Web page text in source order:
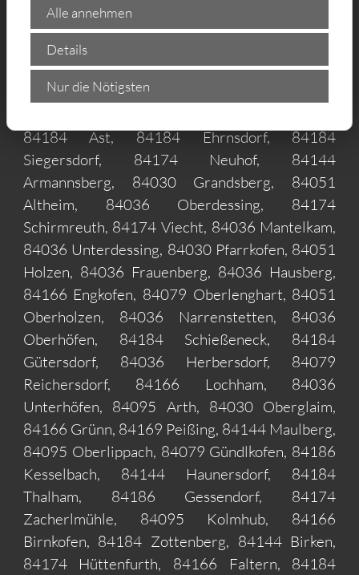
Antloh, 84036 Götzdorf, 84036 Kammer,
84036 Windten, 84036 Untergangkofen,
84036 Hachelstuhl, 84166 Patzing, 84184
Stachersdorf, 84030 Käufelkofen, 84166
84184 Ast, 84184 Ehrnsdorf, 84184
Siegersdorf, 84174 Neuhof, 84144
Armannsberg, 84030 Grandsberg, 84051
Altheim, 84036 Oberdessing, 84174
Schirmreuth, 84174 Viecht, 84036 Mantelkam,
84036 Unterdessing, 84030 Pfarrkofen, 84051
Holzen, 84036 Frauenberg, 84036 Hausberg,
84166 Engkofen, 84079 Oberlenghart, 84051
Oberholzen, 84036 Narrenstetten, 84036
Oberhöfen, 84184 Schießeneck, 84184
Gütersdorf, 84036 Herbersdorf, 84079
Reichersdorf, 84166 Lochham, 84036
Unterhöfen, 84095 Arth, 84030 Oberglaim,
84166 Grünn, 84169 Peißing, 84144 Maulberg,
84095 Oberlippach, 84079 Gündlkofen, 84186
Kesselbach, 84144 Haunersdorf, 84184
Thalham, 84186 Gessendorf, 84174
Zacherlmühle, 84095 Kolmhub, 84166
Birnkofen, 84184 Zottenberg, 84144 Birken,
84174 Hüttenfurth, 84166 Faltern, 84184
Alle annehmen
Details
Nur die Nötigsten